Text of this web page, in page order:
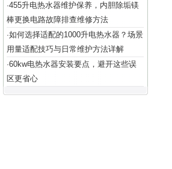
·455升电热水器维护保养，内胆除垢镁
棒更换电路故障排查维修方法
·如何选择适配的1000升电热水器？场景
用量适配技巧与日常维护方法详解
·60kw电热水器安装要点，避开这些误
区更省心